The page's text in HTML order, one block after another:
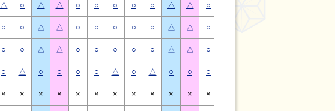
△ ○ △ △ ○ ○ ○ ○ ○ △ △ ○
○ ○ △ △ ○ ○ ○ ○ ○ △ △ ○
○ ○ △ △ ○ ○ ○ ○ ○ △ △ ○
○ △ ○ ○ ○ ○ △ ○ △ ○ ○ ○
× × × × × × × × × × × ×